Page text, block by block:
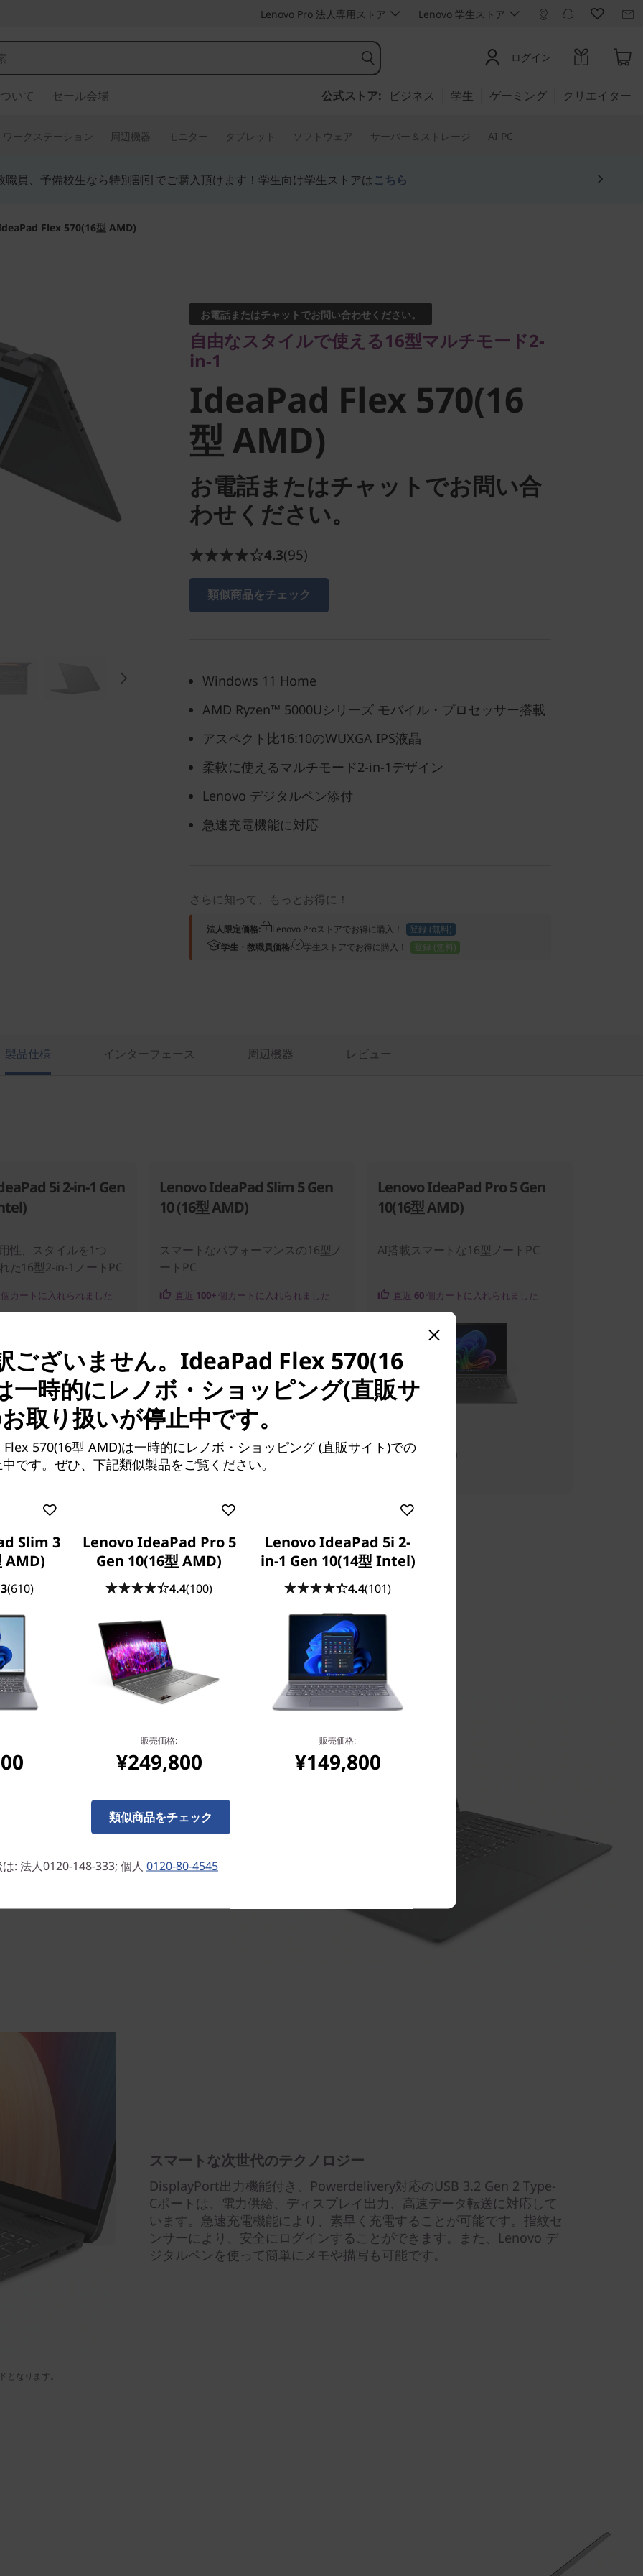
Lenovo Pro 法人専用ストア Lenovo 学生ストア
ログイン
いて セール会場 公式ストア: ビジネス 学生 ゲーミング クリエイター
ワークステーション 周辺機器 モニター タブレット ソフトウェア サーバー＆ストレージ AI PC
職員、予備校生なら特別割引でご購入頂けます！学生向け学生ストアはこちら
Flex 570(16型 AMD)
in-1
IdeaPad Flex 570(16
型 AMD)
お電話またはチャットでお問い合わせください。
自由なスタイルで使える16型マルチモード2-
in-1
IdeaPad Flex 570(16
型 AMD)
お電話またはチャットでお問い合
わせください。
4.3(95)
類似商品をチェック
Windows 11 Home
AMD Ryzen™ 5000Uシリーズ モバイル・プロセッサー搭載
アスペクト比16:10のWUXGA IPS液晶
柔軟に使えるマルチモード2-in-1デザイン
Lenovo デジタルペン添付
急速充電機能に対応
さらに知って、もっとお得に！
法人限定価格: Lenovo Proストアでお得に購入！
登録 (無料)
学生・教職員価格:
学生ストアでお得に購入！ 登録 (無料)
製品仕様 インターフェース 周辺機器 レビュー
5i 2-in-1 Gen
性、スタイルを1つ
た16型2-in-1ノートPC
カートに入れられました
Lenovo IdeaPad Slim 5 Gen
10 (16型 AMD)
スマートなパフォーマンスの16型ノ
ートPC
直近 100+個カートに入れられました
¥187,000
Lenovo IdeaPad Pro 5 Gen
10(16型 AMD)
AI搭載スマートな16型ノートPC
直近 60個カートに入れられました
¥249,800
ロセッサーは、コンテンツ
トレージは、より高速な読
ント・クーリングは、高い
のAIテクノロジーで
なります。
スマートな次世代のテクノロジー
DisplayPort出力機能付き、Powerdelivery対応のUSB 3.2 Gen 2 Type-
Cポートは、電力供給、ディスプレイ出力、高速データ転送に対応して
います。急速充電機能により、素早く充電することが可能です。指紋セ
ンサーにより、安全にログインすることができます。また、Lenovo デ
ジタルペンを使って簡単にメモや描写も可能です。
ございません。IdeaPad Flex 570(16
一時的にレノボ・ショッピング(直販サ
取り扱いが停止中です。
570(16型 AMD)は一時的にレノボ・ショッピング (直販サイト)での
です。ぜひ、下記類似製品をご覧ください。
Slim 3
AMD)
(610)
Lenovo IdeaPad Pro 5
Gen 10(16型 AMD)
4.4(100)
販売価格:
¥249,800
Lenovo IdeaPad 5i 2-
in-1 Gen 10(14型 Intel)
4.4(101)
販売価格:
¥149,800
類似商品をチェック
: 法人0120-148-333; 個人 0120-80-4545